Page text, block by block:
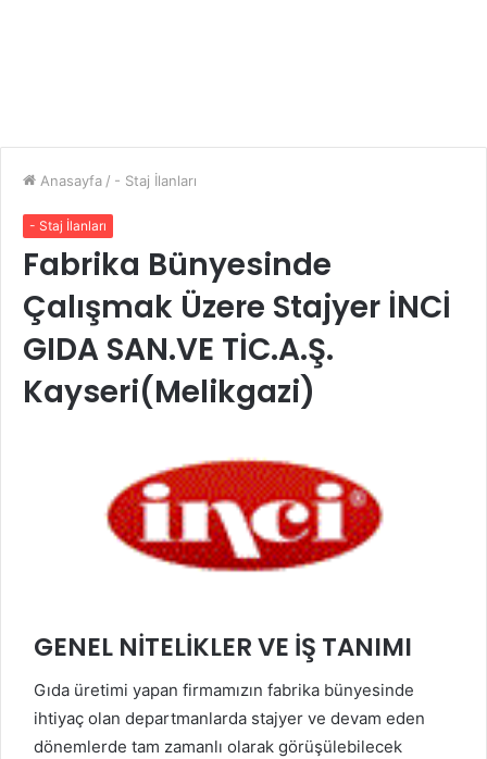
Anasayfa / - Staj İlanları
- Staj İlanları
Fabrika Bünyesinde
Çalışmak Üzere Stajyer İNCİ
GIDA SAN.VE TİC.A.Ş.
Kayseri(Melikgazi)
GENEL NİTELİKLER VE İŞ TANIMI
Gıda üretimi yapan firmamızın fabrika bünyesinde
ihtiyaç olan departmanlarda stajyer ve devam eden
dönemlerde tam zamanlı olarak görüşülebilecek